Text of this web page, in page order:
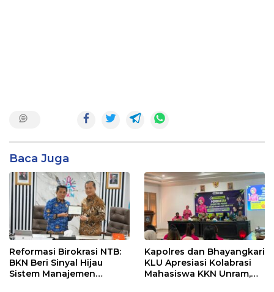
Baca Juga
Reformasi Birokrasi NTB:
BKN Beri Sinyal Hijau
Sistem Manajemen
Kapolres dan Bhayangkari
KLU Apresiasi Kolabrasi
Mahasiswa KKN Unram,